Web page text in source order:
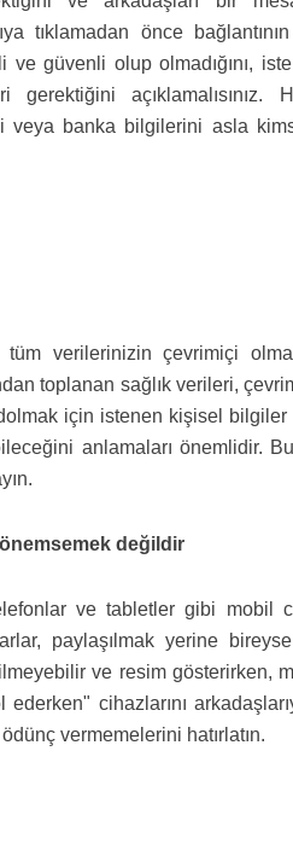
tıklamadan önce
ve güvenli olup olmadığını,
gerektiğini açıklamalısınız.
veya banka bilgilerini asla
verilerinizin çevrimiçi
toplanan sağlık verileri,
için istenen kişisel
anlamaları önemlidir.
değildir
ve tabletler gibi mobil
paylaşılmak yerine
ve resim gösterirken,
cihazlarını
vermemelerini hatırlatın.